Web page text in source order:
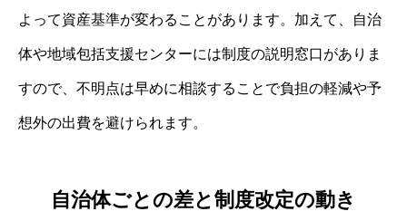
よって資産基準が変わることがあります。加えて、自治
体や地域包括支援センターには制度の説明窓口がありま
すので、不明点は早めに相談することで負担の軽減や予
想外の出費を避けられます。
自治体ごとの差と制度改定の動き